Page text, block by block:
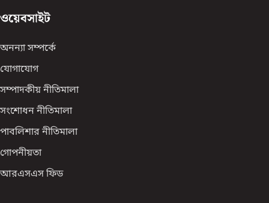
ওয়েবসাইট
অনন্যা সম্পর্কে
যোগাযোগ
সম্পাদকীয় নীতিমালা
সংশোধন নীতিমালা
পাবলিশার নীতিমালা
গোপনীয়তা
আরএসএস ফিড